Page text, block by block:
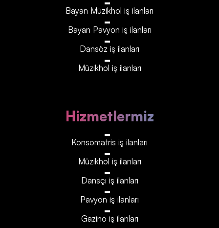
Bayan Müzikhol iş ilanları
Bayan Pavyon iş ilanları
Dansöz iş ilanları
Müzikhol iş ilanları
Hizmetlermiz
Konsomatris iş ilanları
Müzikhol iş ilanları
Dansçı iş ilanları
Pavyon iş ilanları
Gazino iş ilanları